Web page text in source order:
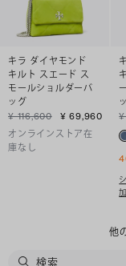
キラ ダイヤモンド
キルト スエード ス
モールショルダーバ
ッグ
¥ 116,600
¥ 69,960
オンラインストア在
庫なし
加
他